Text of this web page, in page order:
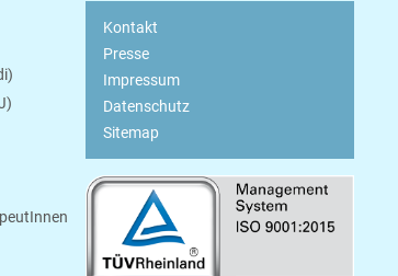
Kontakt
Presse
Impressum
Datenschutz
Sitemap